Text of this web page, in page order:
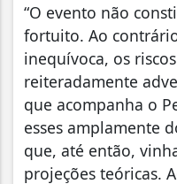
“O evento não
fortuito. Ao
inequívoca, os
reiteradamente
que acompanha o
esses amplamente
que, até então,
projeções teóricas.